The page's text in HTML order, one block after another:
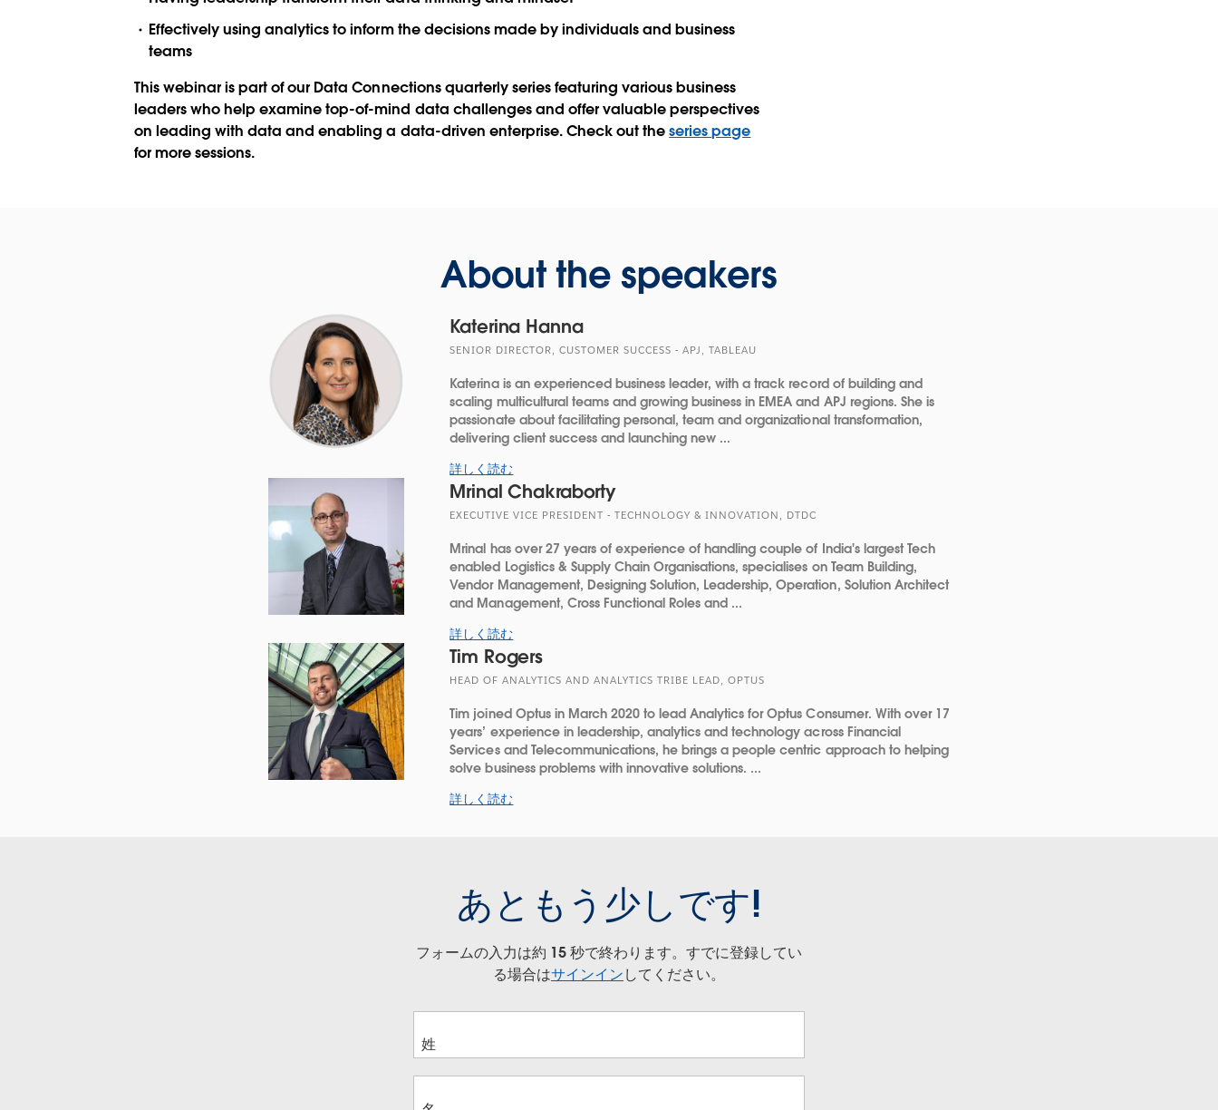
Effectively using analytics to inform the decisions made by individuals and business
teams
This webinar is part of our Data Connections quarterly series featuring various business
leaders who help examine top-of-mind data challenges and offer valuable perspectives
on leading with data and enabling a data-driven enterprise. Check out theseries page
for more sessions.
About the speakers
Katerina Hanna
SENIOR DIRECTOR, CUSTOMER SUCCESS - APJ, TABLEAU
Katerina is an experienced business leader, with a track record of building and
scaling multicultural teams and growing business in EMEA and APJ regions. She is
passionate about facilitating personal, team and organizational transformation,
delivering client success and launching new ...
詳しく読む
Mrinal Chakraborty
EXECUTIVE VICE PRESIDENT - TECHNOLOGY & INNOVATION, DTDC
Mrinal has over 27 years of experience of handling couple of India's largest Tech
enabled Logistics & Supply Chain Organisations, specialises on Team Building,
Vendor Management, Designing Solution, Leadership, Operation, Solution Architect
and Management, Cross Functional Roles and ...
詳しく読む
Tim Rogers
HEAD OF ANALYTICS AND ANALYTICS TRIBE LEAD, OPTUS
Tim joined Optus in March 2020 to lead Analytics for Optus Consumer. With over 17
years’ experience in leadership, analytics and technology across Financial
Services and Telecommunications, he brings a people centric approach to helping
solve business problems with innovative solutions. ...
詳しく読む
あともう少しです!
フォームの入力は約 15 秒で終わります。すでに登録してい
る場合はサインインしてください。